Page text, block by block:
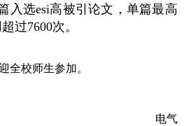
入选esi高被引论文，单篇最高
过7600次。
全校师生参加。
电气